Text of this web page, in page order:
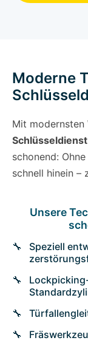
Moderne
Mit
schonend:
schnell hinein –
Unsere
Speziell